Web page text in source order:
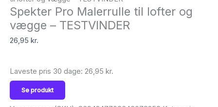
Spekter Pro Malerrulle til lofter og
vægge – TESTVINDER
26,95 kr.
Laveste pris 30 dage: 26,95 kr.
Se produkt